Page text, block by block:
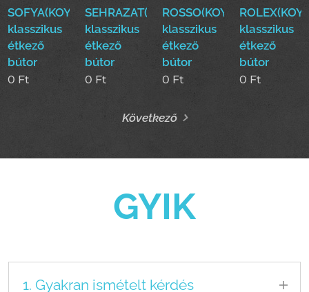
SOFYA(KOYUN)Luxus
klasszikus
étkező
bútor
0 Ft
SEHRAZAT(KOYUN)Luxus
klasszikus
étkező
bútor
0 Ft
ROSSO(KOYUN)Luxus
klasszikus
étkező
bútor
0 Ft
klasszikus
étkező
bútor
0 Ft
Következő
GYIK
1. Gyakran ismételt kérdés